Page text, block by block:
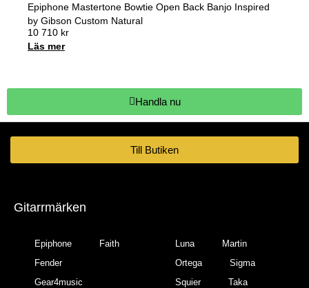
Epiphone Mastertone Bowtie Open Back Banjo Inspired
by Gibson Custom Natural
10 710 kr
Läs mer
Handla nu
Till Butiken
Gitarrmärken
Epiphone
Faith
Fender
Gear4music
Luna
Martin
Ortega
Sigma
Squier
Taka